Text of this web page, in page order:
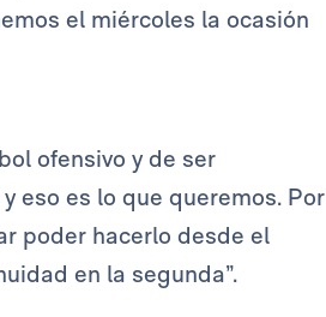
el miércoles la ocasión
ofensivo y de ser
eso es lo que queremos. Por
poder hacerlo desde el
en la segunda”.